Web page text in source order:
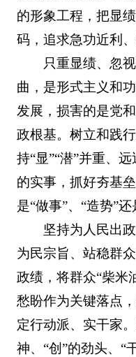
的形象工程，把显
码，追求急功近利
只重显绩、忽
曲，是形式主义和
发展，损害的是党
政根基。树立和践
持“显”“潜”并重、
的实事，抓好夯基
是“做事”、“造势”
坚持为人民出
为民宗旨、站稳群
政绩，将群众“柴米
愁盼作为关键落点
定行动派、实干家
神、“创”的劲头、“